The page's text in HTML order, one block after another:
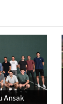
Ansak